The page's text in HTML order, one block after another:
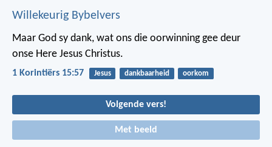
Willekeurig Bybelvers
Maar God sy dank, wat ons die oorwinning gee deur
onse Here Jesus Christus.
1 Korintiërs 15:57 Jesus dankbaarheid oorkom
Volgende vers!
Met beeld